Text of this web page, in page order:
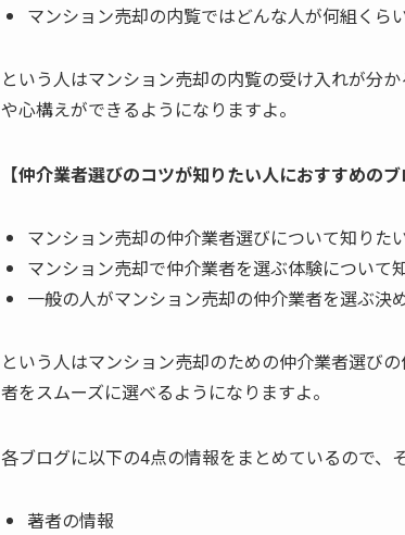
マンション売却の内覧ではどんな人が何組くら
という人はマンション売却の内覧の受け入れが分
や心構えができるようになりますよ。
【仲介業者選びのコツが知りたい人におすすめのブ
マンション売却の仲介業者選びについて知りた
マンション売却で仲介業者を選ぶ体験について
一般の人がマンション売却の仲介業者を選ぶ決
という人はマンション売却のための仲介業者選び
者をスムーズに選べるようになりますよ。
各ブログに以下の4点の情報をまとめているので、
著者の情報